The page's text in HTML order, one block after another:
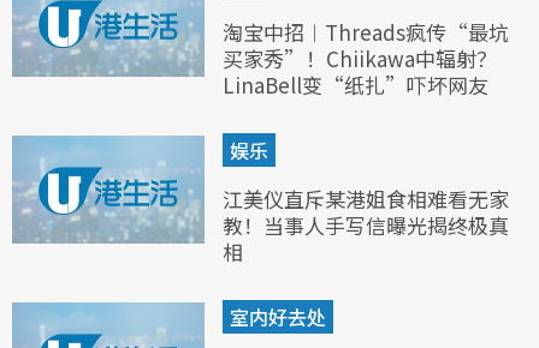
淘宝中招︱Threads疯传“最坑
买家秀”！Chiikawa中辐射？
LinaBell变“纸扎”吓坏网友
娱乐
江美仪直斥某港姐食相难看无家
教！当事人手写信曝光揭终极真
相
室内好去处